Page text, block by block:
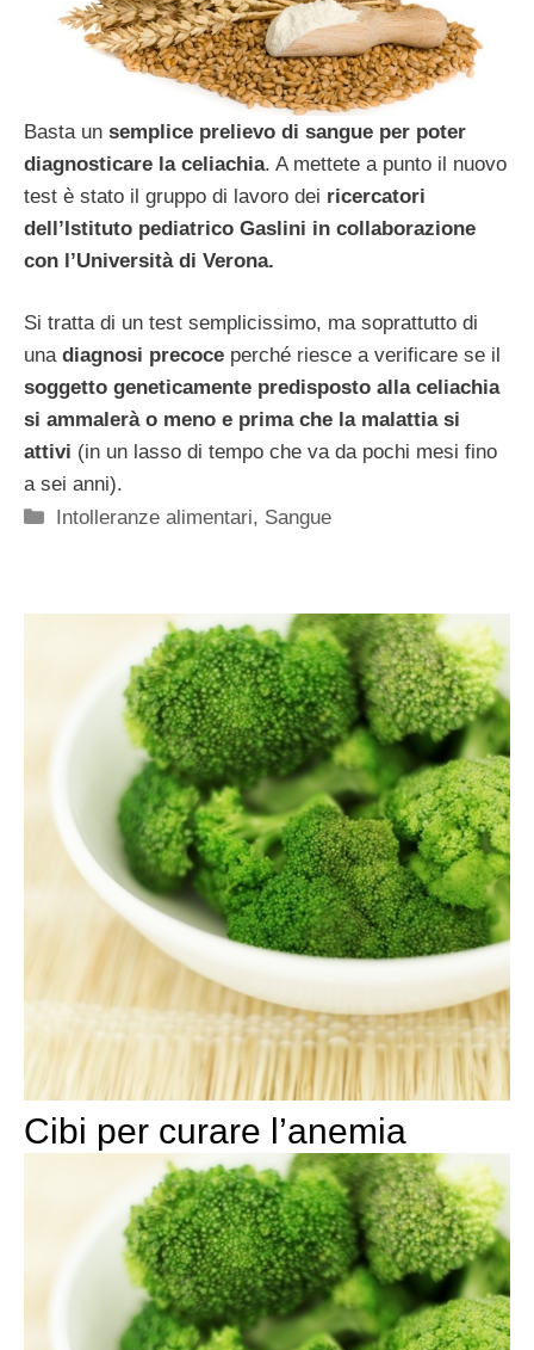
Basta un semplice prelievo di sangue per poter
diagnosticare la celiachia. A mettete a punto il nuovo
test è stato il gruppo di lavoro dei ricercatori
dell’Istituto pediatrico Gaslini in collaborazione
con l’Università di Verona.
Si tratta di un test semplicissimo, ma soprattutto di
una diagnosi precoce perché riesce a verificare se il
soggetto geneticamente predisposto alla celiachia
si ammalerà o meno e prima che la malattia si
attivi (in un lasso di tempo che va da pochi mesi fino
a sei anni).
Categorie
Intolleranze alimentari, Sangue
Cibi per curare l’anemia